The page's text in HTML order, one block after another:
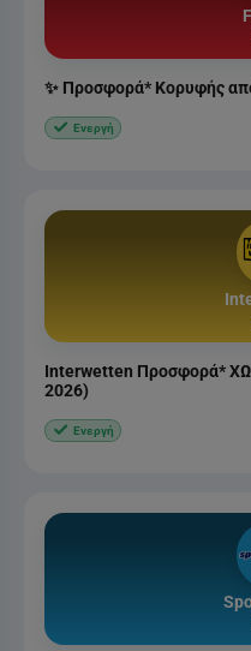
✨ Προσφορά* Κορυφής
Ενεργή
Interwetten Προσφορά*
2026)
Ενεργή